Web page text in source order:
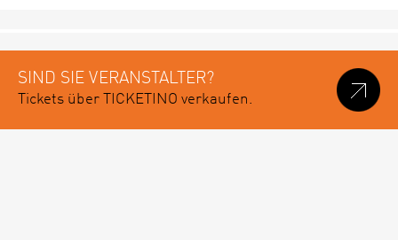
SIND SIE VERANSTALTER?
Tickets über TICKETINO verkaufen.